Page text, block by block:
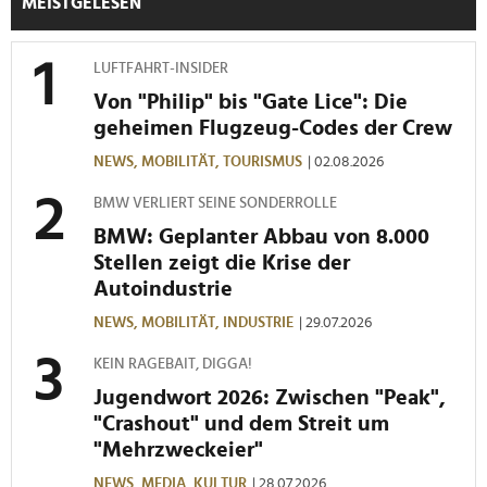
LUFTFAHRT-INSIDER
Von "Philip" bis "Gate Lice": Die
geheimen Flugzeug-Codes der Crew
NEWS, MOBILITÄT, TOURISMUS | 02.08.2026
BMW VERLIERT SEINE SONDERROLLE
BMW: Geplanter Abbau von 8.000
Stellen zeigt die Krise der
Autoindustrie
NEWS, MOBILITÄT, INDUSTRIE | 29.07.2026
KEIN RAGEBAIT, DIGGA!
Jugendwort 2026: Zwischen "Peak",
"Crashout" und dem Streit um
"Mehrzweckeier"
NEWS, MEDIA, KULTUR | 28.07.2026